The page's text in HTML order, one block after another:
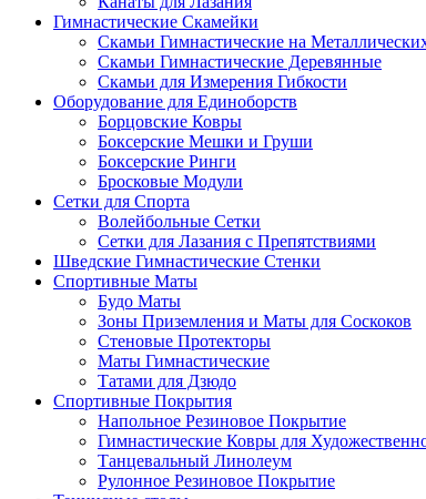
Гимнастические Скамейки
Скамьи Гимнастические на
Скамьи Гимнастические Деревянные
Скамьи для Измерения Гибкости
Оборудование для Единоборств
Борцовские Ковры
Боксерские Мешки и Груши
Боксерские Ринги
Бросковые Модули
Сетки для Спорта
Волейбольные Сетки
Сетки для Лазания с Препятствиями
Шведские Гимнастические Стенки
Спортивные Маты
Будо Маты
Зоны Приземления и Маты для Соскоков
Стеновые Протекторы
Маты Гимнастические
Татами для Дзюдо
Спортивные Покрытия
Напольное Резиновое Покрытие
Гимнастические Ковры для
Танцевальный Линолеум
Рулонное Резиновое Покрытие